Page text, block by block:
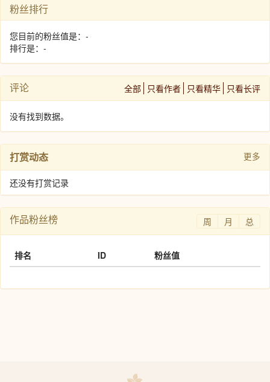
粉丝排行
您目前的粉丝值是：-
排行是：-
评论 全部 只看作者 只看精华 只看长评
没有找到数据。
打赏动态 更多
还没有打赏记录
作品粉丝榜 周 月 总
排名 ID 粉丝值